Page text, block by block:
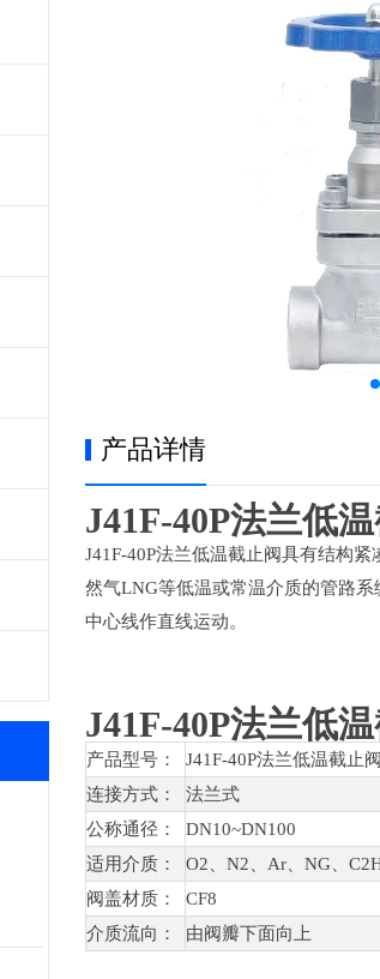
产品详情
J41F-40P法兰低
J41F-40P法兰低温截止阀具有结构
然气LNG等低温或常温介质的管路
中心线作直线运动。
J41F-40P法兰低
产品型号： J41F-40P法兰低温截止阀
连接方式：
法兰式
公称通径：
DN10~DN100
适用介质：
O2、N2、Ar、NG、
阀盖材质：
CF8
介质流向：
由阀瓣下面向上